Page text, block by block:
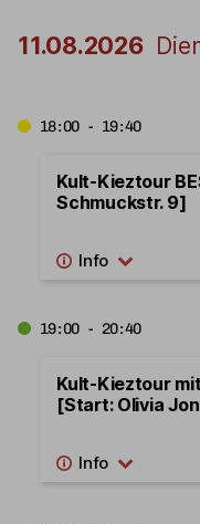
11.08.2026
18:00 - 19:40
Kult-Kieztour
Schmuckstr. 9]
19:00 - 20:40
Kult-Kieztour
[Start: Olivia